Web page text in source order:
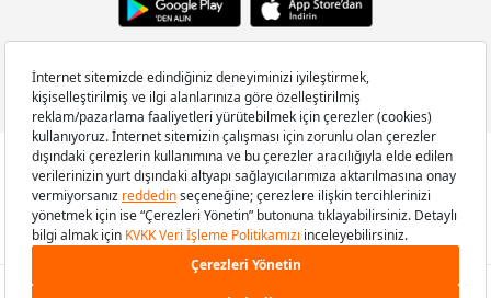
Copyright © 2008-2026 Evidea.com | Tüm hakları saklıdır.